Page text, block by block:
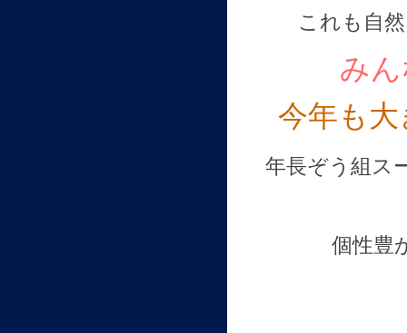
これも自
み
今年も
年長ぞう組ス
個性豊